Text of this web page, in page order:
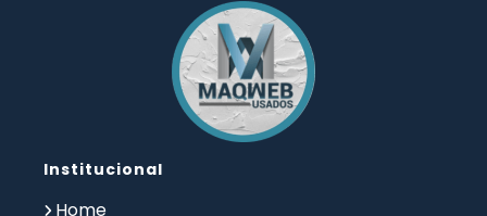
Compra e Venda de Máquinas Operatrizes
Dobradeira CNC Usada
Dobradeira de Chapa Hidráulica Usada
Dobradeira de Chapas
Dobradeira Hidráulica
Dobradeira Hidráulica Usada
Dobradeira Industrial
Empresa de Compra de Máquinas Industriais
Empresa de Maquinas e Equipamentos
Institucional
Home